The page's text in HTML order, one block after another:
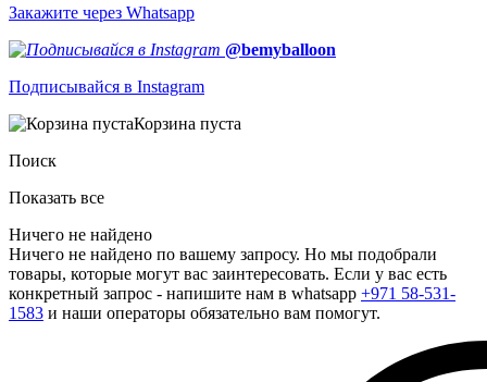
Закажите через Whatsapp
@bemyballoon
Подписывайся в Instagram
Корзина пуста
Поиск
Показать все
Ничего не найдено
Ничего не найдено по вашему запросу. Но мы подобрали
товары, которые могут вас заинтересовать. Если у вас есть
конкретный запрос - напишите нам в whatsapp +971 58-531-
1583 и наши операторы обязательно вам помогут.